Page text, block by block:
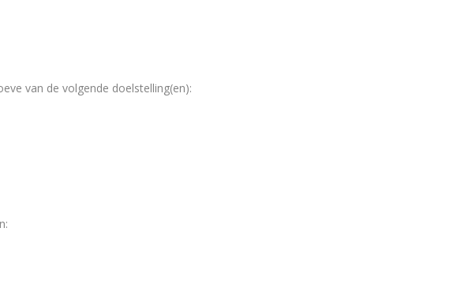
van de volgende doelstelling(en):